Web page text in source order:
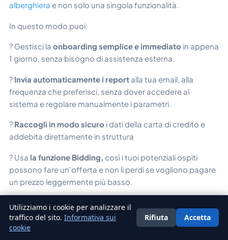
alberghiera e non solo una singola funzionalità.
In questo modo puoi:
? Gestisci la onboarding semplice e immediato in appena
1 giorno, senza bisogno di assistenza esterna.
? Invia automaticamente i report alla tua email, alla
frequenza che preferisci, senza dover accedere al
sistema e regolare manualmente i parametri.
? Raccogli in modo sicuro i dati della carta di credito e
addebita direttamente in struttura
? Usa la funzione Bidding, così i tuoi potenziali ospiti
possono fare un'offerta e non li perdi se vogliono pagare
un prezzo leggermente più basso.
? Gestisci impostazioni fiscali e generali flessibili,
adattabili a mercati diversi.
Utilizziamo i cookie per analizzare il
traffico del sito. Informativa sui
cookie
Rifiuta Accetta
Italiano